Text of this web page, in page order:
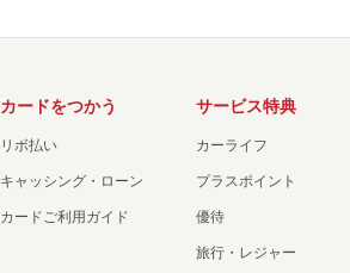
カードをつかう
リボ払い
キャッシング・ローン
カードご利用ガイド
サービス特典
カーライフ
プラスポイント
優待
旅行・レジャー